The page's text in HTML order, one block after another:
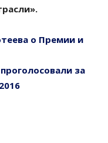
о Премии и
за